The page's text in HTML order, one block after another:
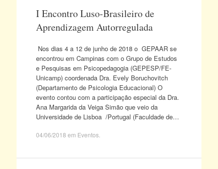
I Encontro Luso-Brasileiro de
Aprendizagem Autorregulada
Nos dias 4 a 12 de junho de 2018 o GEPAAR se
encontrou em Campinas com o Grupo de Estudos
e Pesquisas em Psicopedagogia (GEPESP/FE-
Unicamp) coordenada Dra. Evely Boruchovitch
(Departamento de Psicologia Educacional) O
evento contou com a participação especial da Dra.
Ana Margarida da Veiga Simão que veio da
Universidade de Lisboa /Portugal (Faculdade de…
04/06/2018 em Eventos.